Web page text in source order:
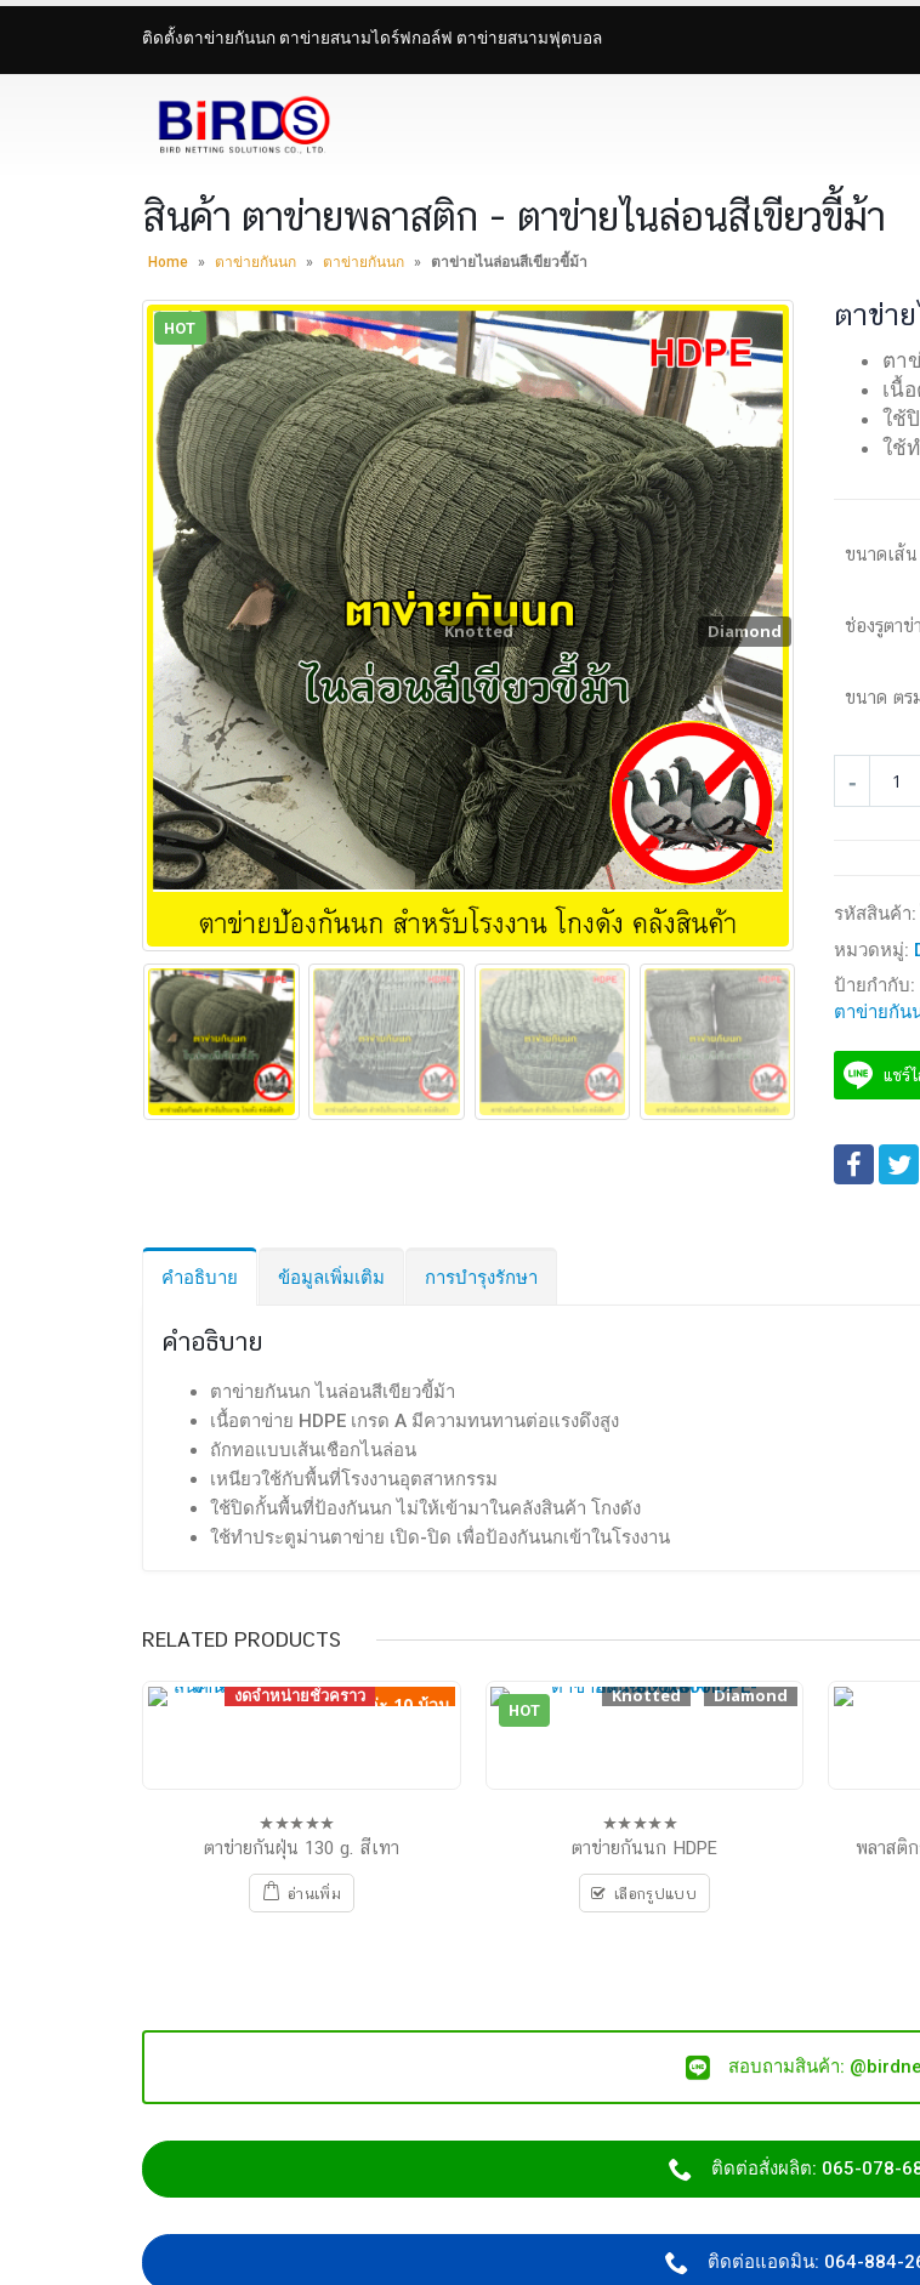
ติดตั้งตาข่ายกันนก ตาข่ายสนามไดร์ฟกอล์ฟ ตาข่ายสนามฟุตบอล
สินค้า ตาข่ายพลาสติก - ตาข่ายไนล่อนสีเขียวขี้ม้า
Home » ตาข่ายกันนก » ตาข่ายกันนก » ตาข่ายไนล่อนสีเขียวขี้ม้า
HOT
Diamond
Knotted
ตาข่า
ตา
เนื้
ใช้
ใช้
ขนาดเส้น
ช่องรูตาข่
ขนาด ตร
รหัสสินค้า:
หมวดหมู่:
ป้ายกำกับ:
ตาข่ายกัน
แชร์
คำอธิบาย ข้อมูลเพิ่มเติม การบำรุงรักษา
คำอธิบาย
ตาข่ายกันนก ไนล่อนสีเขียวขี้ม้า
เนื้อตาข่าย HDPE เกรด A มีความทนทานต่อแรงดึงสูง
ถักทอแบบเส้นเชือกไนล่อน
เหนียวใช้กับพื้นที่โรงงานอุตสาหกรรม
ใช้ปิดกั้นพื้นที่ป้องกันนก ไม่ให้เข้ามาในคลังสินค้า โกงดัง
ใช้ทำประตูม่านตาข่าย เปิด-ปิด เพื่อป้องกันนกเข้าในโรงงาน
RELATED PRODUCTS
ชุดล่ะ 10 ม้วน
งดจำหน่ายชั่วคราว
0
of
5
ตาข่ายกันฝุ่น 130 g. สีเทา
อ่านเพิ่ม
HOT
Diamond
Knotted
0
of
5
ตาข่ายกันนก HDPE
เลือกรูปแบบ
พลาสติ
สอบถามสินค้า:
ติดต่อสั่งผลิต: 065-078-
ติดต่อแอดมิน: 064-884-